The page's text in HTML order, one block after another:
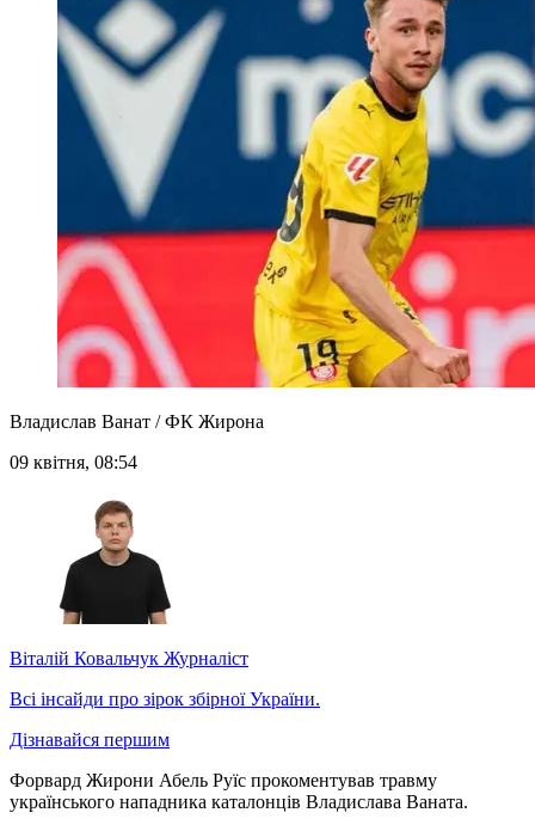
Владислав Ванат / ФК Жирона
09 квітня, 08:54
Віталій Ковальчук Журналіст
Всі інсайди про зірок збірної України.
Дізнавайся першим
Форвард Жирони Абель Руїс прокоментував травму
українського нападника каталонців Владислава Ваната.